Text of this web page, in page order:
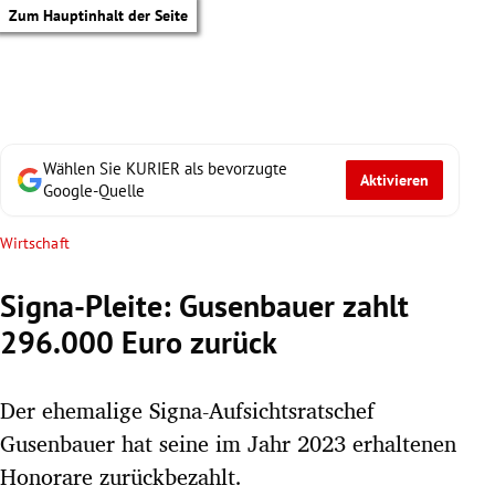
Zum Hauptinhalt der Seite
Untermenü
Wählen Sie KURIER als bevorzugte
Google-Quelle
Aktivieren
Wirtschaft
Signa-Pleite: Gusenbauer zahlt
296.000 Euro zurück
Der ehemalige Signa-Aufsichtsratschef
Gusenbauer hat seine im Jahr 2023 erhaltenen
Honorare zurückbezahlt.